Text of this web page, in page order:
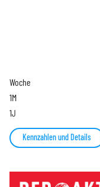
Woche
1M
1J
Kennzahlen und Details